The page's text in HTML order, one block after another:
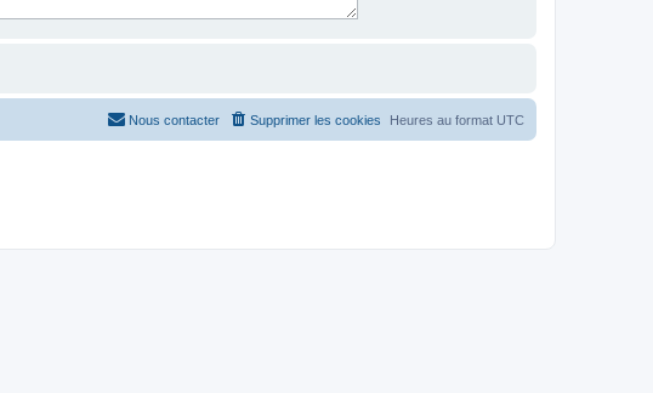
Heures au format UTC
Supprimer les cookies
Nous contacter